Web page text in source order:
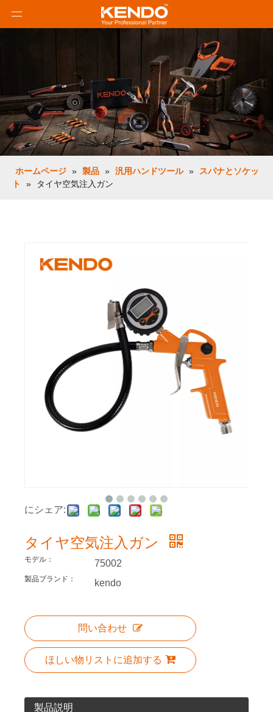
ホームページ » 製品 » 汎用ハンドツール »
スパナとソケッ
ト
» タイヤ空気注入ガン
にシェア:
タイヤ空気注入ガン
モデル： 75002
製品ブランド： kendo
問い合わせ
ほしい物リストに追加する
製品説明